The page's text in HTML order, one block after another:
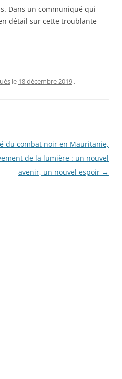
Dans un communiqué qui
détail sur cette troublante
le 18 décembre 2019 .
du combat noir en Mauritanie,
de la lumière : un nouvel
avenir, un nouvel espoir →